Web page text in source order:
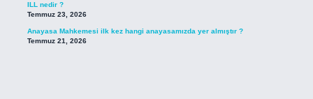
ILL nedir ?
Temmuz 23, 2026
Anayasa Mahkemesi ilk kez hangi anayasamızda yer almıştır ?
Temmuz 21, 2026